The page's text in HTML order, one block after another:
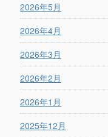
2026年5月
2026年4月
2026年3月
2026年2月
2026年1月
2025年12月